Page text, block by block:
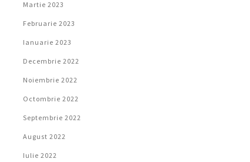
Martie 2023
Februarie 2023
Ianuarie 2023
Decembrie 2022
Noiembrie 2022
Octombrie 2022
Septembrie 2022
August 2022
Iulie 2022